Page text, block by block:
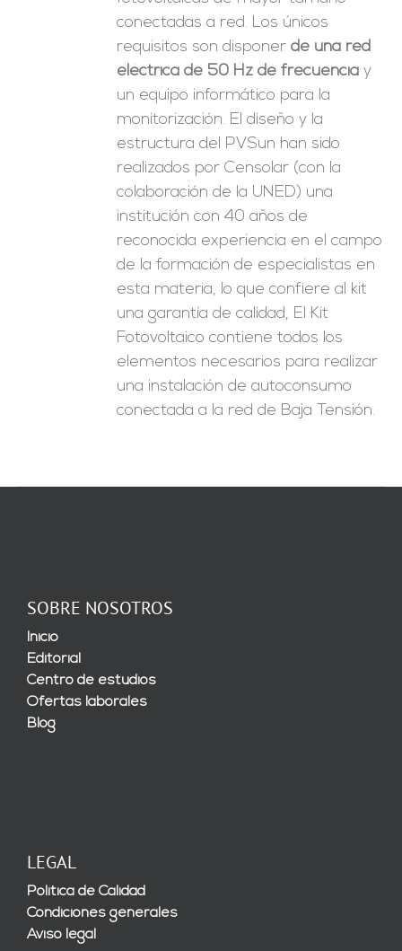
conectadas a red. Los únicos
requisitos son disponerde una red
eléctrica de 50 Hz de frecuencia y
un equipo informático para la
monitorización. El diseño y la
estructura del PVSun han sido
realizados por Censolar (con la
colaboración de la UNED) una
institución con 40 años de
reconocida experiencia en el campo
de la formación de especialistas en
esta materia, lo que confiere al kit
una garantía de calidad, El Kit
Fotovoltaico contiene todos los
elementos necesarios para realizar
una instalación de autoconsumo
conectada a la red de Baja Tensión.
SOBRE NOSOTROS
Inicio
Editorial
Centro de estudios
Ofertas laborales
Blog
LEGAL
Política de Calidad
Condiciones generales
Aviso legal